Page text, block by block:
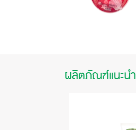
ผลิตภัณฑ์แนะนำ